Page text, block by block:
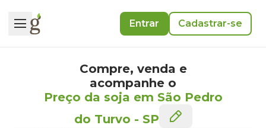
Entrar Cadastrar-se
Compre, venda e
acompanhe o
Preço da soja em São Pedro
do Turvo - SP